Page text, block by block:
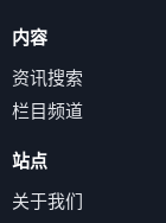
内容
资讯搜索
栏目频道
站点
关于我们